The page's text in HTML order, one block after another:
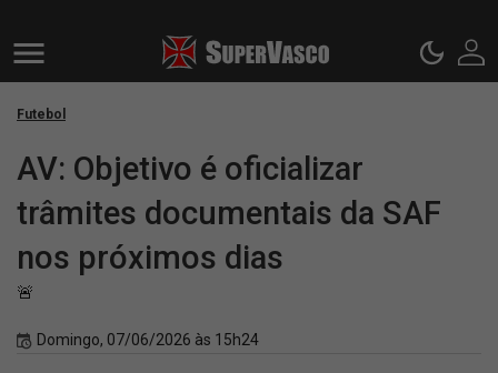
Futebol
AV: Objetivo é oficializar
trâmites documentais da SAF
nos próximos dias
🚨
Domingo, 07/06/2026 às 15h24